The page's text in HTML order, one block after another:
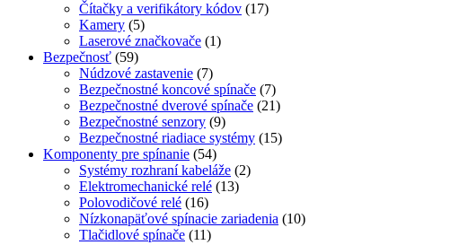
Čítačky a verifikátory kódov (17)
Kamery (5)
Laserové značkovače (1)
Bezpečnosť (59)
Núdzové zastavenie (7)
Bezpečnostné koncové spínače (7)
Bezpečnostné dverové spínače (21)
Bezpečnostné senzory (9)
Bezpečnostné riadiace systémy (15)
Komponenty pre spínanie (54)
Systémy rozhraní kabeláže (2)
Elektromechanické relé (13)
Polovodičové relé (16)
Nízkonapäťové spínacie zariadenia (10)
Tlačidlové spínače (11)